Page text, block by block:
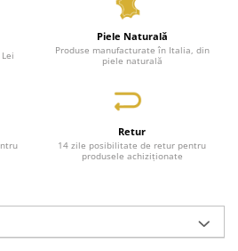
Piele Naturală
Produse manufacturate în Italia, din
piele naturală
Retur
14 zile posibilitate de retur pentru
produsele achiziționate